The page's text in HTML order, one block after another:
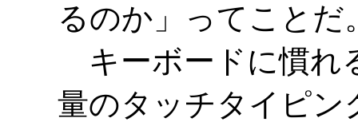
るのか」ってことだ
キーボードに慣れ
量のタッチタイピン